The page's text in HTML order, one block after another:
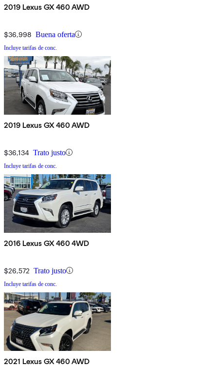
2019 Lexus GX 460 AWD
$36,998 Buena oferta
Incluye tarifas de conc.
2019 Lexus GX 460 AWD
$36,134 Trato justo
Incluye tarifas de conc.
2016 Lexus GX 460 4WD
$26,572 Trato justo
Incluye tarifas de conc.
2021 Lexus GX 460 AWD